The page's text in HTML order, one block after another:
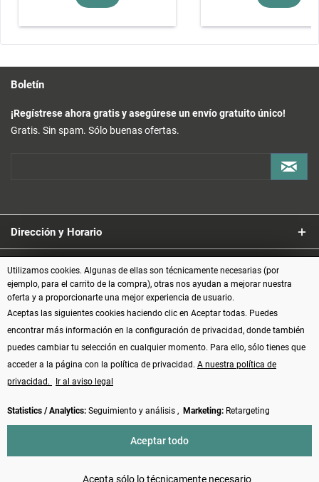
Boletín
¡Regístrese ahora gratis y asegúrese un envío gratuito único!
Gratis. Sin spam. Sólo buenas ofertas.
Dirección y Horario
Servicio
Información
Formas de pago
Vertrag widerrufen
los gastos contra reembolso, si no se indica lo contrario
Utilizamos cookies. Algunas de ellas son técnicamente necesarias (por
ejemplo, para el carrito de la compra), otras nos ayudan a mejorar nuestra
oferta y a proporcionarte una mejor experiencia de usuario.
Aceptas las siguientes cookies haciendo clic en Aceptar todas. Puedes
encontrar más información en la configuración de privacidad, donde también
puedes cambiar tu selección en cualquier momento. Para ello, sólo tienes que
acceder a la página con la política de privacidad. A nuestra política de
privacidad.
Ir al aviso legal
Statistics / Analytics: Seguimiento y análisis , Marketing: Retargeting
Acepta sólo lo técnicamente necesario
Aceptar todo